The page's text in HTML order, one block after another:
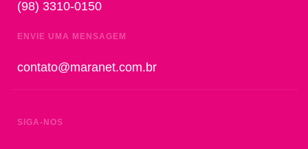
(98) 3310-0150
ENVIE UMA MENSAGEM
contato@maranet.com.br
SIGA-NOS